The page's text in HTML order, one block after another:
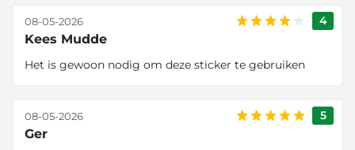
4
Kees Mudde
08-05-2026
Het is gewoon nodig om deze sticker te gebruiken
5
Ger
08-05-2026